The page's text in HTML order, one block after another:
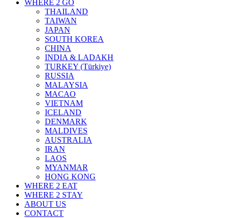
WHERE 2 GO
THAILAND
TAIWAN
JAPAN
SOUTH KOREA
CHINA
INDIA & LADAKH
TURKEY (Türkiye)
RUSSIA
MALAYSIA
MACAO
VIETNAM
ICELAND
DENMARK
MALDIVES
AUSTRALIA
IRAN
LAOS
MYANMAR
HONG KONG
WHERE 2 EAT
WHERE 2 STAY
ABOUT US
CONTACT